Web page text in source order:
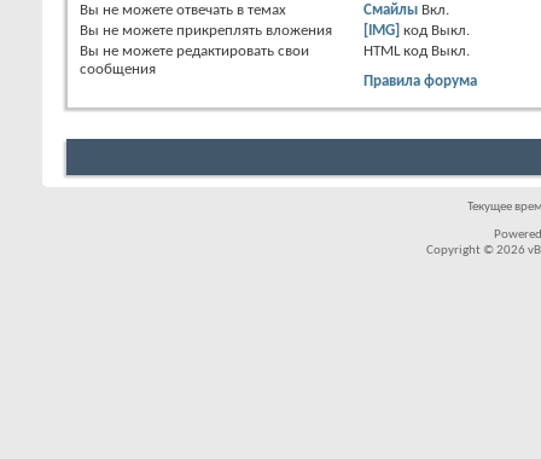
Вы не можете отвечать в темах
Вы не можете прикреплять вложения
Вы не можете редактировать свои
сообщения
Смайлы Вкл.
[IMG] код Выкл.
HTML код Выкл.
Правила форума
Текущее
Copyright © 2026